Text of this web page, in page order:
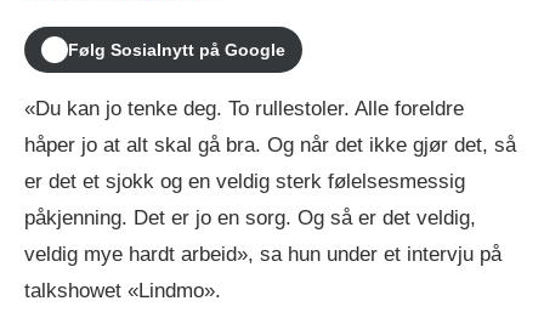
Følg Sosialnytt på Google
«Du kan jo tenke deg. To rullestoler. Alle foreldre
håper jo at alt skal gå bra. Og når det ikke gjør det, så
er det et sjokk og en veldig sterk følelsesmessig
påkjenning. Det er jo en sorg. Og så er det veldig,
veldig mye hardt arbeid», sa hun under et intervju på
talkshowet «Lindmo».